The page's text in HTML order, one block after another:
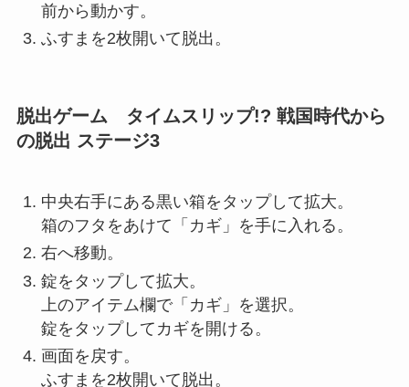
前から動かす。
ふすまを2枚開いて脱出。
脱出ゲーム タイムスリップ!? 戦国時代から
の脱出 ステージ3
中央右手にある黒い箱をタップして拡大。
箱のフタをあけて「カギ」を手に入れる。
右へ移動。
錠をタップして拡大。
上のアイテム欄で「カギ」を選択。
錠をタップしてカギを開ける。
画面を戻す。
ふすまを2枚開いて脱出。